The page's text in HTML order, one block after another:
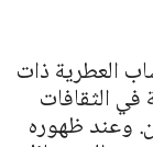
العطرية ذات
في الثقافات
وعند ظهوره